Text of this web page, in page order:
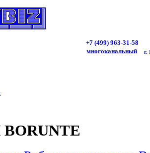
+7 (499) 963-31-58
многоканальный
г.